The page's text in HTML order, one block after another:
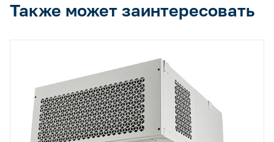
Также может заинтересовать